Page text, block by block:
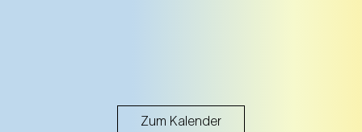
Zum Kalender